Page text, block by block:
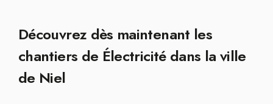
Découvrez dès maintenant les
chantiers de Électricité dans la ville
de Niel